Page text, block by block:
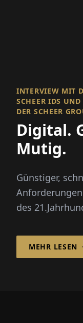
INTERVIEW MIT
SCHEER IDS
DER SCHEER
Digital.
Mutig.
Günstiger,
des
MEHR LESEN